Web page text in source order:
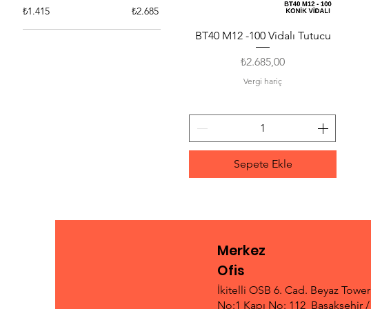
₺1.415 ₺2.685
Hızlı Bakış
BT40 M12 -100 Vidalı Tutucu
Fiyat
₺2.685,00
Vergi hariç
Sepete Ekle
Merkez
Ofis
İkitelli OSB 6. Cad. Beyaz Tower
No:1 Kapı No: 112 Başakşehir /